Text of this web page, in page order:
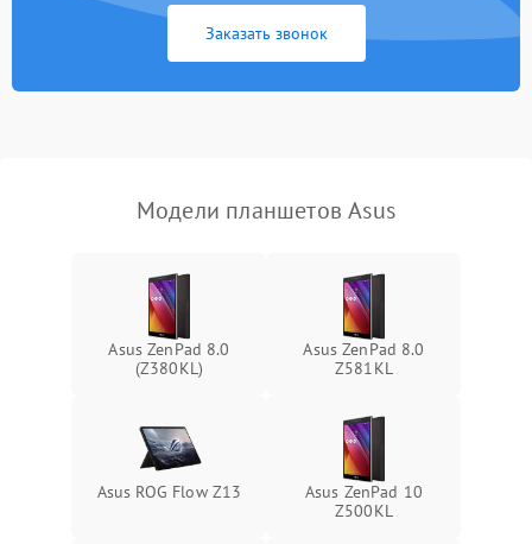
Сенсорное управление
Проблемы с механикой
Кнопки и органы управления
Заказать звонок
Модели планшетов Asus
Asus ZenPad 8.0
(Z380KL)
Asus ZenPad 8.0
Z581KL
Asus ROG Flow Z13
Asus ZenPad 10
Z500KL